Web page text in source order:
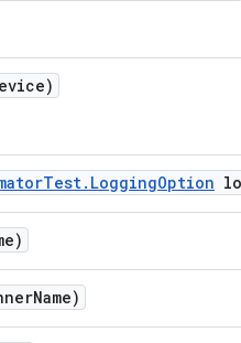
Test. LoggingOption
Name)